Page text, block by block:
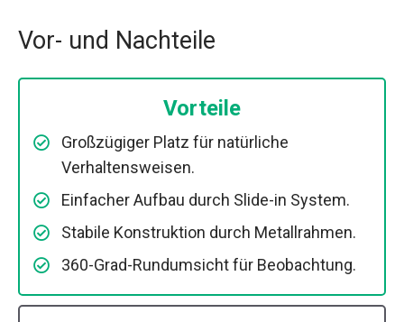
Vor- und Nachteile
Vorteile
Großzügiger Platz für natürliche
Verhaltensweisen.
Einfacher Aufbau durch Slide-in System.
Stabile Konstruktion durch Metallrahmen.
360-Grad-Rundumsicht für Beobachtung.